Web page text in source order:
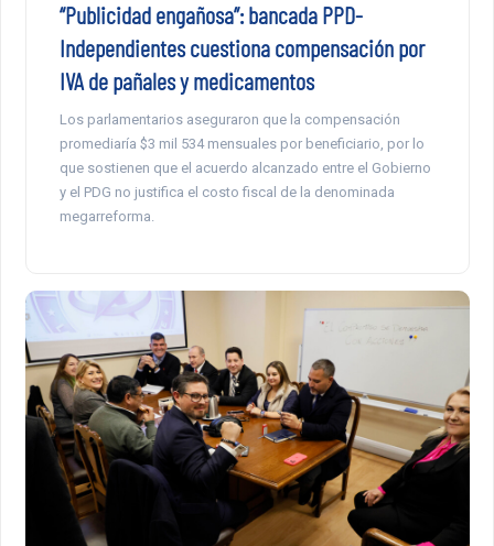
“Publicidad engañosa”: bancada PPD-
Independientes cuestiona compensación por
IVA de pañales y medicamentos
Los parlamentarios aseguraron que la compensación
promediaría $3 mil 534 mensuales por beneficiario, por lo
que sostienen que el acuerdo alcanzado entre el Gobierno
y el PDG no justifica el costo fiscal de la denominada
megarreforma.